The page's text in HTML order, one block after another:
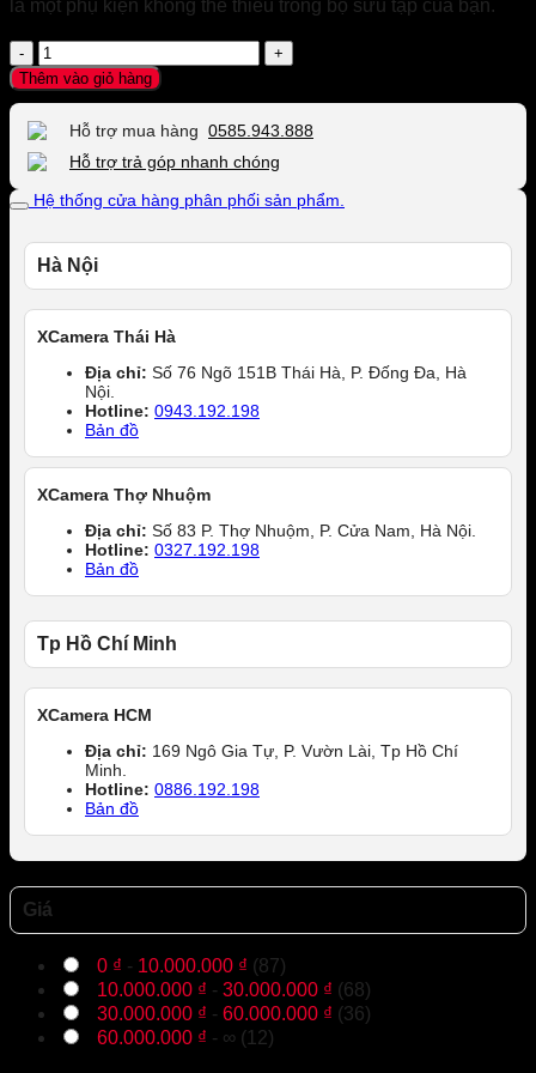
là một phụ kiện không thể thiếu trong bộ sưu tập của bạn.
Đầu
đọc
thẻ
SD,
TF
Micro
)
đa
năng
3in1
số
Thêm vào giỏ hàng
Hỗ trợ mua hàng 0585.943.888
Hỗ trợ trả góp nhanh chóng
Hệ thống cửa hàng phân phối sản phẩm.
Hà Nội
XCamera Thái Hà
Địa chỉ: Số 76 Ngõ 151B Thái Hà, P. Đống Đa, Hà
Nội.
Hotline: 0943.192.198
Bản đồ
XCamera Thợ Nhuộm
Địa chỉ: Số 83 P. Thợ Nhuộm, P. Cửa Nam, Hà Nội.
Hotline: 0327.192.198
Bản đồ
Tp Hồ Chí Minh
XCamera HCM
Địa chỉ: 169 Ngô Gia Tự, P. Vườn Lài, Tp Hồ Chí
Minh.
Hotline: 0886.192.198
Bản đồ
Giá
0 ₫ - 10.000.000 ₫ (87)
10.000.000 ₫ - 30.000.000 ₫ (68)
30.000.000 ₫ - 60.000.000 ₫ (36)
60.000.000 ₫ - ∞ (12)